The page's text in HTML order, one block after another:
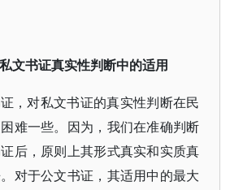
文书证真实性判断中的适用
，对私文书证的真实性判断在民
难一些。因为，我们在准确判断
后，原则上其形式真实和实质真
对于公文书证，其适用中的最大